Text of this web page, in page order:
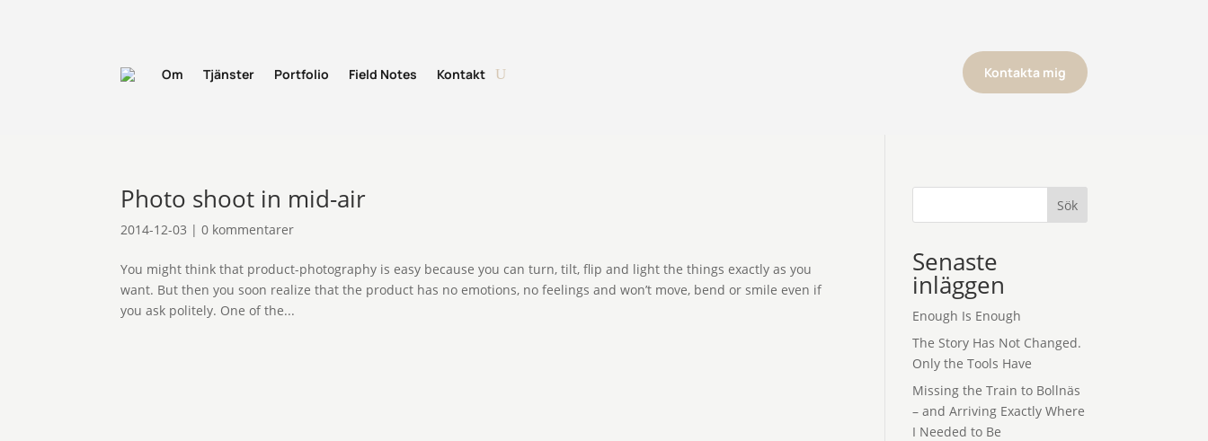
Om Tjänster Portfolio Field Notes Kontakt Kontakta mig
Photo shoot in mid-air
2014-12-03 |0 kommentarer
You might think that product-photography is easy because you can turn, tilt, flip and light the things exactly as you
want. But then you soon realize that the product has no emotions, no feelings and won’t move, bend or smile even if
you ask politely. One of the...
Sök
Senaste
inläggen
Enough Is Enough
The Story Has Not Changed.
Only the Tools Have
Missing the Train to Bollnäs
– and Arriving Exactly Where
I Needed to Be